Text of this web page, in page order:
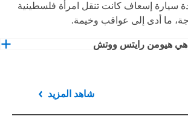
أخّر بشدة سيارة إسعاف كانت تنقل امرأة فلسطينية
ما أدى إلى عواقب وخيمة.
هي هيومن رايتس ووتش
شاهد المزيد